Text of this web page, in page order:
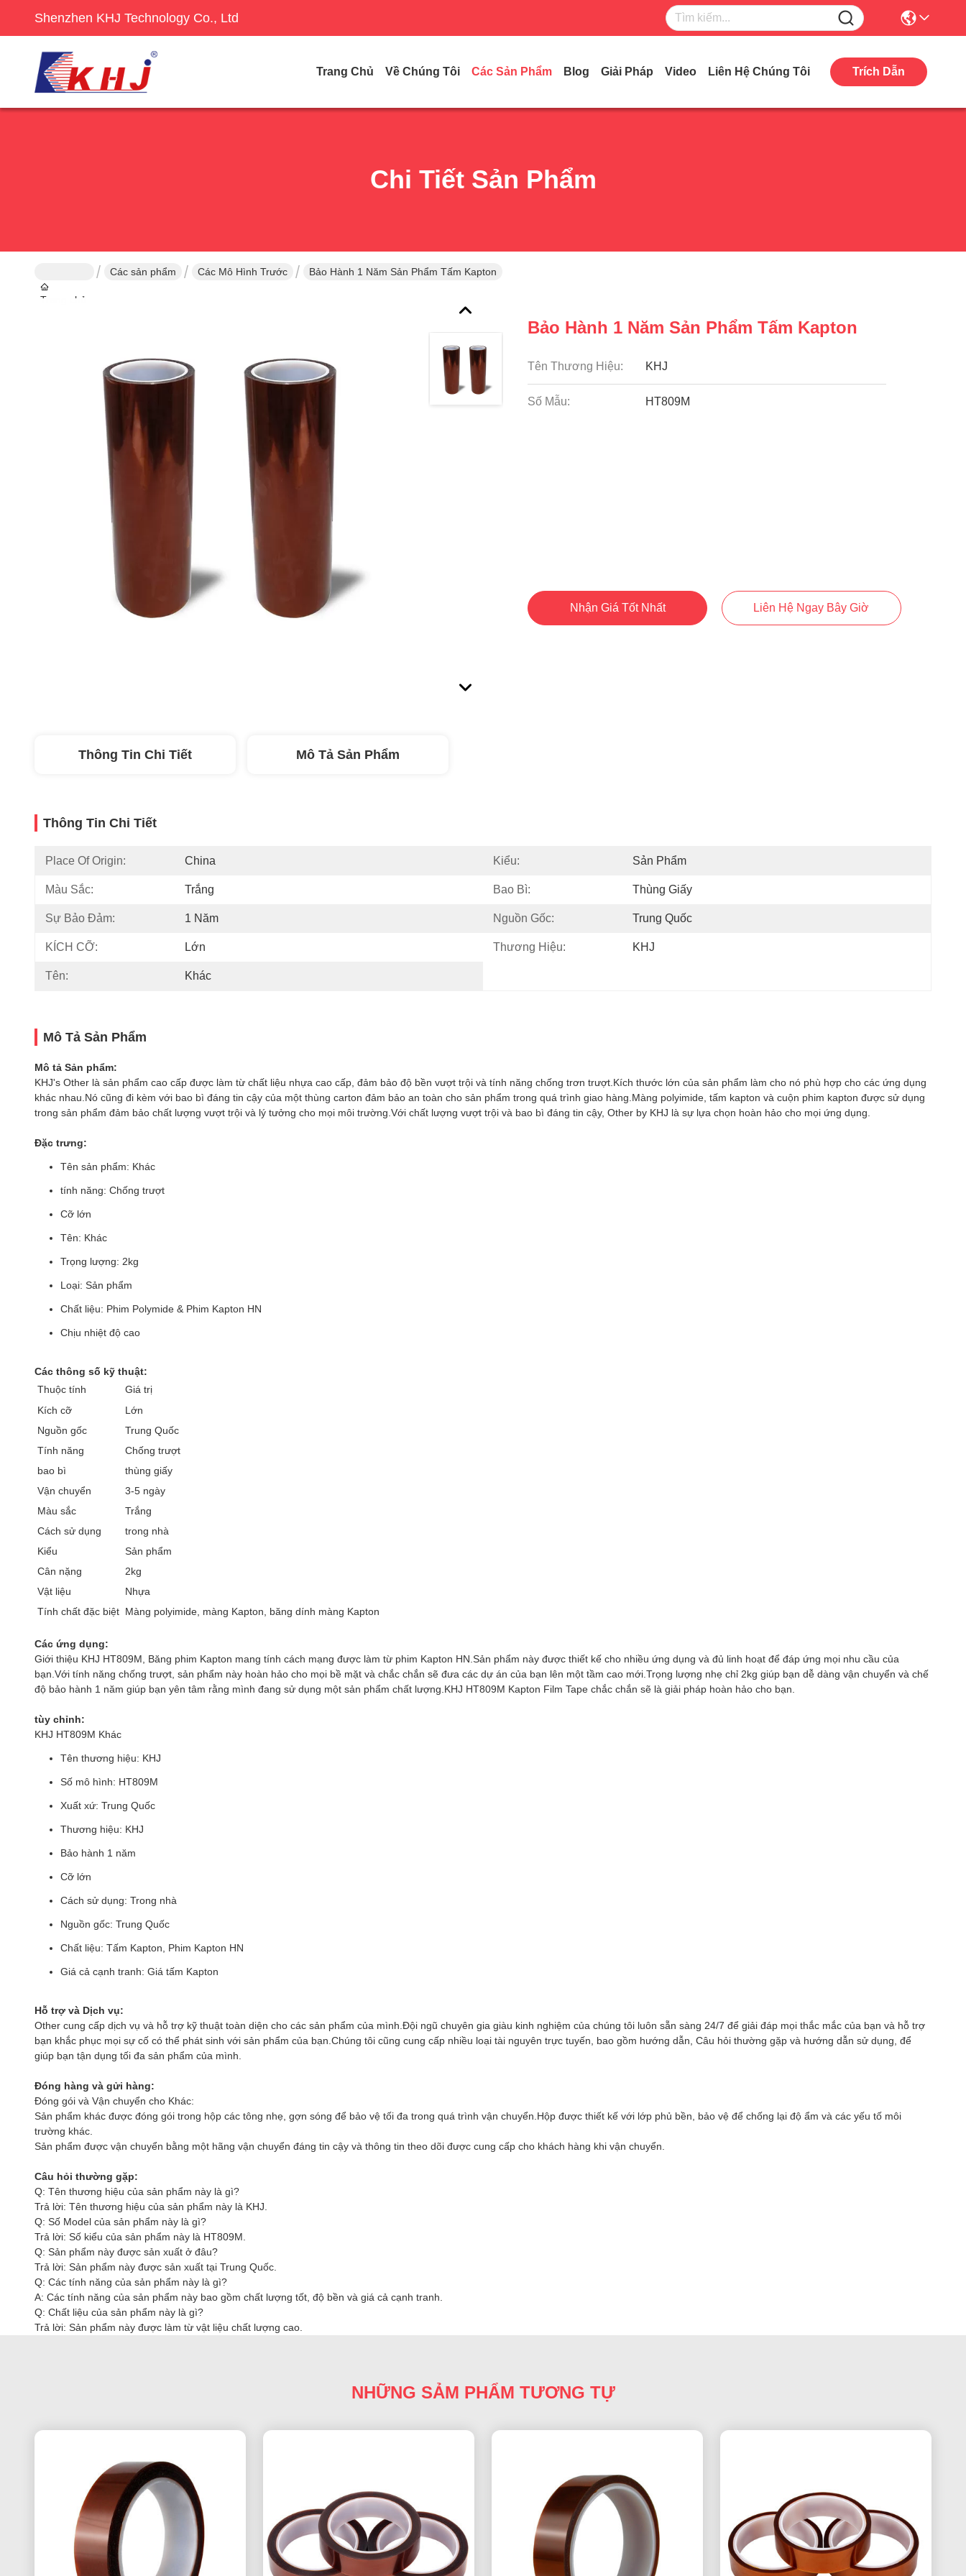
Shenzhen KHJ Technology Co., Ltd
Trang Chủ Về Chúng Tôi Các Sản Phẩm Blog Giải Pháp Video Liên Hệ Chúng Tôi Trích Dẫn
Chi Tiết Sản Phẩm
Trang chủ
Các sản phẩm Các Mô Hình Trước Bảo Hành 1 Năm Sản Phẩm Tấm Kapton
Bảo Hành 1 Năm Sản Phẩm Tấm Kapton
Tên Thương Hiệu: KHJ
Số Mẫu: HT809M
Nhận Giá Tốt Nhất Liên Hệ Ngay Bây Giờ
Thông Tin Chi Tiết Mô Tả Sản Phẩm
Thông Tin Chi Tiết
Place Of Origin: China Kiểu: Sản Phẩm
Màu Sắc: Trắng Bao Bì: Thùng Giấy
Sự Bảo Đảm: 1 Năm Nguồn Gốc: Trung Quốc
KÍCH CỠ: Lớn Thương Hiệu: KHJ
Tên: Khác
Mô Tả Sản Phẩm
Mô tả Sản phẩm:
KHJ's Other là sản phẩm cao cấp được làm từ chất liệu nhựa cao cấp, đảm bảo độ bền vượt trội và tính năng chống trơn trượt.Kích thước lớn của sản phẩm làm cho nó phù hợp cho các ứng dụng
khác nhau.Nó cũng đi kèm với bao bì đáng tin cậy của một thùng carton đảm bảo an toàn cho sản phẩm trong quá trình giao hàng.Màng polyimide, tấm kapton và cuộn phim kapton được sử dụng
trong sản phẩm đảm bảo chất lượng vượt trội và lý tưởng cho mọi môi trường.Với chất lượng vượt trội và bao bì đáng tin cậy, Other by KHJ là sự lựa chọn hoàn hảo cho mọi ứng dụng.
Đặc trưng:
Tên sản phẩm: Khác
tính năng: Chống trượt
Cỡ lớn
Tên: Khác
Trọng lượng: 2kg
Loại: Sản phẩm
Chất liệu: Phim Polymide & Phim Kapton HN
Chịu nhiệt độ cao
Các thông số kỹ thuật:
Thuộc tính
Giá trị
Kích cỡ
Lớn
Nguồn gốc
Trung Quốc
Tính năng
Chống trượt
bao bì
thùng giấy
Vận chuyển
3-5 ngày
Màu sắc
Trắng
Cách sử dụng
trong nhà
Kiểu
Sản phẩm
Cân nặng
2kg
Vật liệu
Nhựa
Tính chất đặc biệt Màng polyimide, màng Kapton, băng dính màng Kapton
Các ứng dụng:
Giới thiệu KHJ HT809M, Băng phim Kapton mang tính cách mạng được làm từ phim Kapton HN.Sản phẩm này được thiết kế cho nhiều ứng dụng và đủ linh hoạt để đáp ứng mọi nhu cầu của
bạn.Với tính năng chống trượt, sản phẩm này hoàn hảo cho mọi bề mặt và chắc chắn sẽ đưa các dự án của bạn lên một tầm cao mới.Trọng lượng nhẹ chỉ 2kg giúp bạn dễ dàng vận chuyển và chế
độ bảo hành 1 năm giúp bạn yên tâm rằng mình đang sử dụng một sản phẩm chất lượng.KHJ HT809M Kapton Film Tape chắc chắn sẽ là giải pháp hoàn hảo cho bạn.
tùy chỉnh:
KHJ HT809M Khác
Tên thương hiệu: KHJ
Số mô hình: HT809M
Xuất xứ: Trung Quốc
Thương hiệu: KHJ
Bảo hành 1 năm
Cỡ lớn
Cách sử dụng: Trong nhà
Nguồn gốc: Trung Quốc
Chất liệu: Tấm Kapton, Phim Kapton HN
Giá cả cạnh tranh: Giá tấm Kapton
Hỗ trợ và Dịch vụ:
Other cung cấp dịch vụ và hỗ trợ kỹ thuật toàn diện cho các sản phẩm của mình.Đội ngũ chuyên gia giàu kinh nghiệm của chúng tôi luôn sẵn sàng 24/7 để giải đáp mọi thắc mắc của bạn và hỗ trợ
bạn khắc phục mọi sự cố có thể phát sinh với sản phẩm của bạn.Chúng tôi cũng cung cấp nhiều loại tài nguyên trực tuyến, bao gồm hướng dẫn, Câu hỏi thường gặp và hướng dẫn sử dụng, để
giúp bạn tận dụng tối đa sản phẩm của mình.
Đóng hàng và gửi hàng:
Đóng gói và Vận chuyển cho Khác:
Sản phẩm khác được đóng gói trong hộp các tông nhẹ, gợn sóng để bảo vệ tối đa trong quá trình vận chuyển.Hộp được thiết kế với lớp phủ bền, bảo vệ để chống lại độ ẩm và các yếu tố môi
trường khác.
Sản phẩm được vận chuyển bằng một hãng vận chuyển đáng tin cậy và thông tin theo dõi được cung cấp cho khách hàng khi vận chuyển.
Câu hỏi thường gặp:
Q: Tên thương hiệu của sản phẩm này là gì?
Trả lời: Tên thương hiệu của sản phẩm này là KHJ.
Q: Số Model của sản phẩm này là gì?
Trả lời: Số kiểu của sản phẩm này là HT809M.
Q: Sản phẩm này được sản xuất ở đâu?
Trả lời: Sản phẩm này được sản xuất tại Trung Quốc.
Q: Các tính năng của sản phẩm này là gì?
A: Các tính năng của sản phẩm này bao gồm chất lượng tốt, độ bền và giá cả cạnh tranh.
Q: Chất liệu của sản phẩm này là gì?
Trả lời: Sản phẩm này được làm từ vật liệu chất lượng cao.
NHỮNG SẢM PHẨM TƯƠNG TỰ